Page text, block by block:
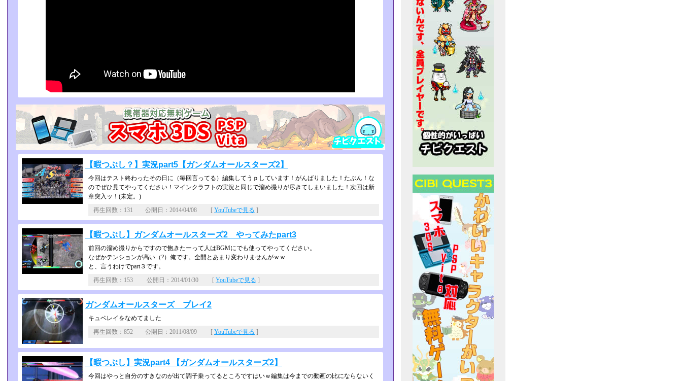
【暇つぶし？】実況part5【ガンダムオールスターズ2】
今回はテスト終わったその日に（毎回言ってる）編集してうｐしています！がんばりまし­た！たぶん！な
のでぜひ見てやってください！マインクラフトの実況と同じで溜め撮りが­尽きてしまいました！次回は新
章突入ッ！(未定。)
再生回数：131 公開日：2014/04/08 [ YouTubeで見る ]
【暇つぶし】ガンダムオールスターズ2 やってみたpart3
前回の溜め撮りからですので飽きたーって人はBGMにでも使ってやってください。
なぜかテンションが高い（?）俺です。全開とあまり変わりませんがｗｗ
と、言うわけでpart３です。
再生回数：153 公開日：2014/01/30 [ YouTubeで見る ]
ガンダムオールスターズ プレイ2
キュベレイをなめてました
再生回数：852 公開日：2011/08/09 [ YouTubeで見る ]
【暇つぶし】実況part4 【ガンダムオールスターズ2】
今回はやっと自分のすきなのが出て調子乗ってるところですはいｗ編集は今までの動画の­比にならないく